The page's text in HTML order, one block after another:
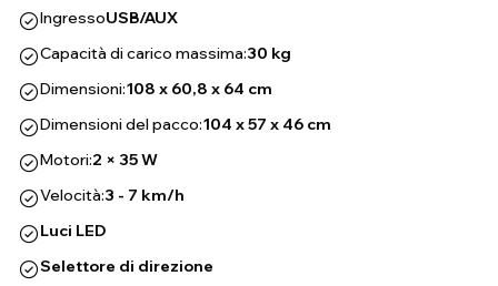
IngressoUSB/AUX
Capacità di carico massima:30 kg
Dimensioni:108 x 60,8 x 64 cm
Dimensioni del pacco:104 x 57 x 46 cm
Motori:2 × 35 W
Velocità:3 - 7 km/h
Luci LED
Selettore di direzione